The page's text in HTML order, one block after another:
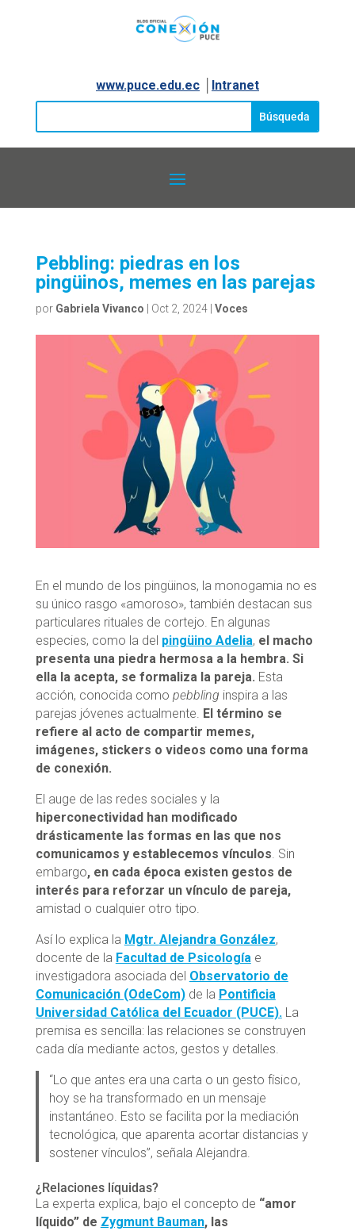
www.puce.edu.ec│ Intranet
Pebbling: piedras en los
pingüinos, memes en las parejas
por Gabriela Vivanco Oct 2, 2024| Voces
En el mundo de los pingüinos, la monogamia no es
su único rasgo «amoroso», también destacan sus
particulares rituales de cortejo. En algunas
especies, como la del pingüino Adelia, el macho
presenta una piedra hermosa a la hembra. Si
ella la acepta, se formaliza la pareja. Esta
acción, conocida como pebbling inspira a las
parejas jóvenes actualmente. El término se
refiere al acto de compartir memes,
imágenes, stickers o videos como una forma
de conexión.
El auge de las redes sociales y la
hiperconectividad han modificado
drásticamente las formas en las que nos
comunicamos y establecemos vínculos. Sin
embargo, en cada época existen gestos de
interés para reforzar un vínculo de pareja,
amistad o cualquier otro tipo.
Así lo explica la Mgtr. AlejandraGonzález,
docente de la Facultad de Psicologíae
investigadora asociada del Observatorio de
Comunicación (OdeCom) de la Pontificia
Universidad Católica del Ecuador (PUCE).La
premisa es sencilla: las relaciones se construyen
cada día mediante actos, gestos y detalles.
“Lo que antes era una carta o un gesto físico,
hoy se ha transformado en un mensaje
instantáneo. Esto se facilita por la mediación
tecnológica, que aparenta acortar distancias y
sostener vínculos”, señala Alejandra.
¿Relaciones líquidas?
La experta explica, bajo el concepto de “amor
líquido” de Zygmunt Bauman, las